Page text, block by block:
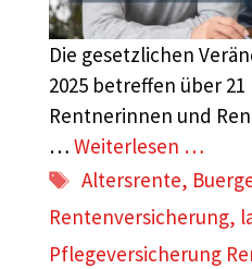
Die gesetzlichen
2025 betreffen über
Rentnerinnen und
… Weiterlesen …
Schlagwörter
Altersrente,
Rentenversicherung,
Pflegeversicherung